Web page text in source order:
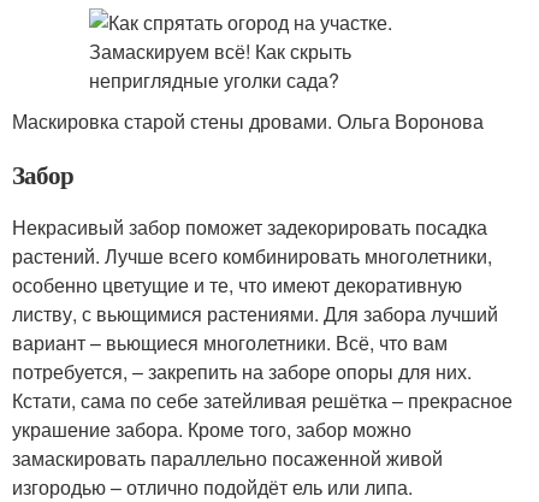
Маскировка старой стены дровами. Ольга Воронова
Забор
Некрасивый забор поможет задекорировать посадка
растений. Лучше всего комбинировать многолетники,
особенно цветущие и те, что имеют декоративную
листву, с вьющимися растениями. Для забора лучший
вариант – вьющиеся многолетники. Всё, что вам
потребуется, – закрепить на заборе опоры для них.
Кстати, сама по себе затейливая решётка – прекрасное
украшение забора. Кроме того, забор можно
замаскировать параллельно посаженной живой
изгородью – отлично подойдёт ель или липа.